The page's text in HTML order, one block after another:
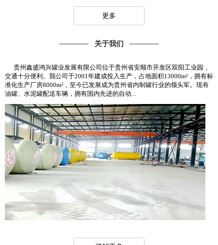
更多
关于我们
贵州鑫盛鸿兴罐业发展有限公司位于贵州省安顺市开发区双阳工业园，
交通十分便利。我公司于2001年建成投入生产，占地面积13000m²，拥有标
准化生产厂房8000m²，至今已发展成为贵州省内制罐行业的领头军。现有
油罐、水泥罐配送车辆，拥有国内先进的自动...